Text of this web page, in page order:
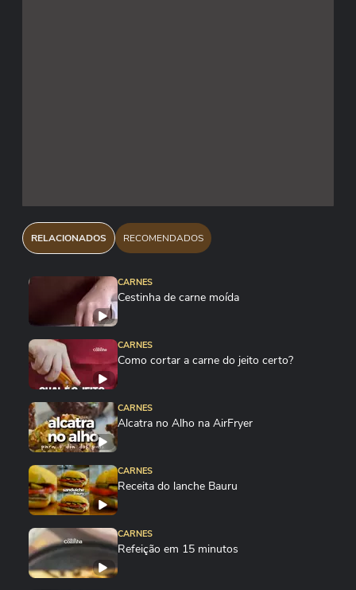
RELACIONADOS RECOMENDADOS
CARNES
Cestinha de carne moída
CARNES
Como cortar a carne do jeito certo?
CARNES
Alcatra no Alho na AirFryer
CARNES
Receita do lanche Bauru
CARNES
Refeição em 15 minutos